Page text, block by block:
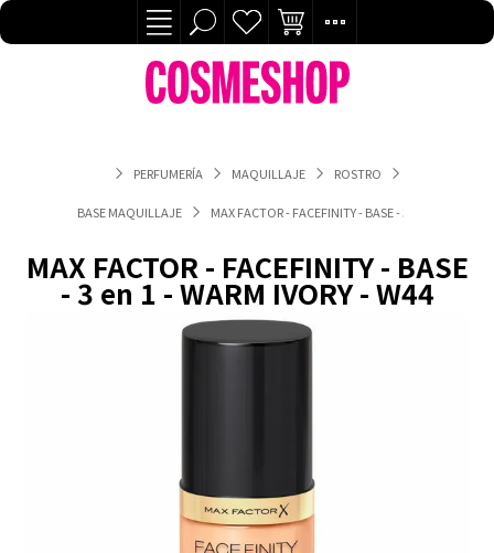
PERFUMERÍA MAQUILLAJE ROSTRO
BASE MAQUILLAJE MAX FACTOR - FACEFINITY - BASE - 3 EN 1 - WARM
MAX FACTOR - FACEFINITY - BASE
- 3 en 1 - WARM IVORY - W44